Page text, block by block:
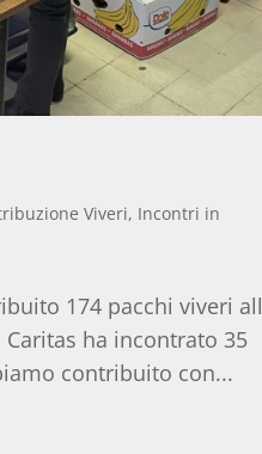
Viveri, Incontri in
174 pacchi viveri
ha incontrato 35
contribuito con...